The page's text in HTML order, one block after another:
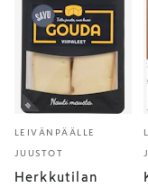
LEIVÄNPÄÄLLE
JUUSTOT
Herkkutilan